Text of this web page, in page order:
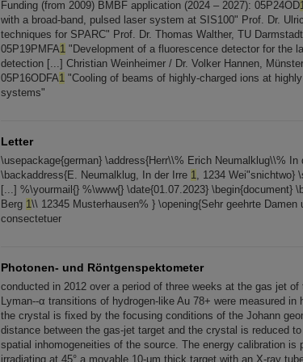
Funding (from 2009) BMBF application (2024 – 2027): 05P24OD
with a broad-band, pulsed laser system at SIS100" Prof. Dr.
techniques for SPARC" Prof. Dr. Thomas Walther, TU
05P19PMFA1 "Development of a fluorescence detector for the
detection [...] Christian Weinheimer / Dr. Volker Hannen,
05P16ODFA1 "Cooling of beams of highly-charged ions at
systems"
Letter
\usepackage{german} \address{Herr\\% Erich Neumalklug\\% In
\backaddress{E. Neumalklug, In der Irre 1, 1234 Wei"snichtwo}
[...] %\yourmail{} %\www{} \date{01.07.2023} \begin{document}
Berg 1\\ 12345 Musterhausen% } \opening{Sehr geehrte
consectetuer
Photonen- und Röntgenspektometer
conducted in 2012 over a period of three weeks at the gas jet
Lyman--α transitions of hydrogen-like Au 78+ were measured
the crystal is fixed by the focusing conditions of the Johann
distance between the gas-jet target and the crystal is reduced
spatial inhomogeneities of the source. The energy calibration is
irradiating at 45° a movable 10-μm thick target with an X-ray